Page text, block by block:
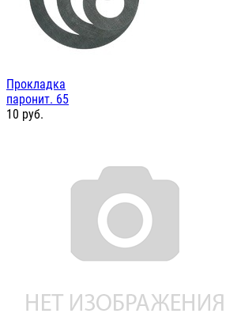
Прокладка
паронит. 65
10 руб.